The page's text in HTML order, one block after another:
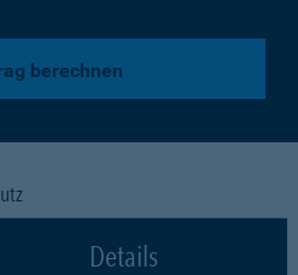
berechnen
Details